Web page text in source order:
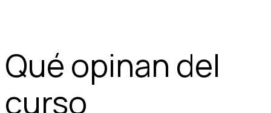
Qué opinan del
curso